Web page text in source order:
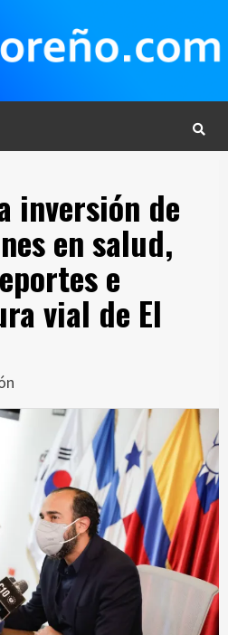
inversión de
en salud,
e
vial de El